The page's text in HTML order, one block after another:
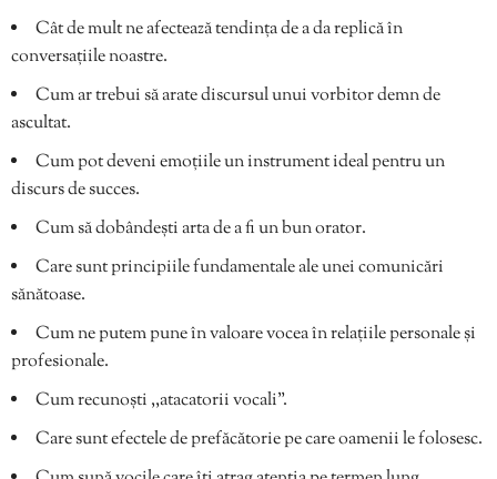
Cât de mult ne afectează tendința de a da replică în
conversațiile noastre.
Cum ar trebui să arate discursul unui vorbitor demn de
ascultat.
Cum pot deveni emoțiile un instrument ideal pentru un
discurs de succes.
Cum să dobândești arta de a fi un bun orator.
Care sunt principiile fundamentale ale unei comunicări
sănătoase.
Cum ne putem pune în valoare vocea în relațiile personale și
profesionale.
Cum recunoști ,,atacatorii vocali”.
Care sunt efectele de prefăcătorie pe care oamenii le folosesc.